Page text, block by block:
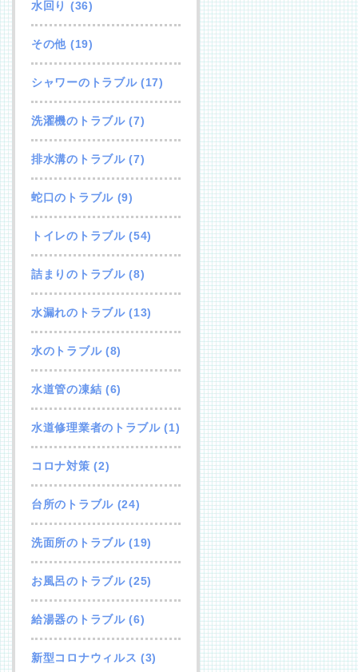
水回り (36)
その他 (19)
シャワーのトラブル(17)
洗濯機のトラブル(7)
排水溝のトラブル(7)
蛇口のトラブル(9)
トイレのトラブル(54)
詰まりのトラブル(8)
水漏れのトラブル(13)
水のトラブル(8)
水道管の凍結 (6)
水道修理業者のトラブル(1)
コロナ対策 (2)
台所のトラブル(24)
洗面所のトラブル(19)
お風呂のトラブル(25)
給湯器のトラブル(6)
新型コロナウィルス (3)